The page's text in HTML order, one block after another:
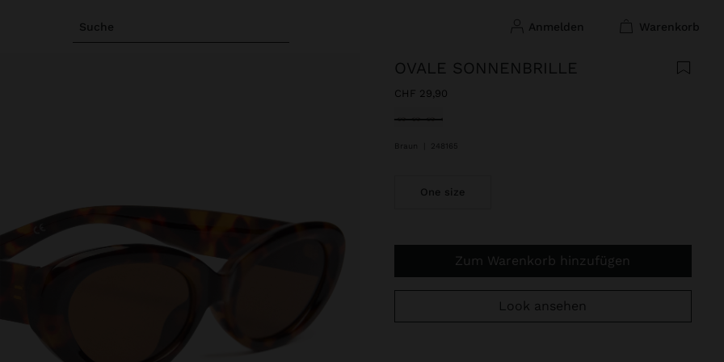
Suche anmelden warenkorb
OVALE SONNENBRILLE
CHF 29,90
ausgewählt
Braun 248165
One size
Zum Warenkorb hinzufügen
Look ansehen